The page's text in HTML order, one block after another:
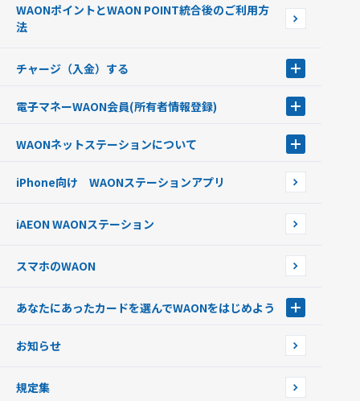
ポイントの有効期限について
WAONポイントとWAON POINT統合後のご利用方
法
チャージ（入金）する
現金でチャージする
銀行口座・ATMからチャージする
オートチャージ
ポイントからチャージする
チャージ上限金額の変更について
電子マネーWAON会員(所有者情報登録)
WAON POINTサービス会員登録に伴う個人データの共同利用のお知
WAONネットステーションについて
WAONネットステーションWAON端末について
iPhone向け WAONステーションアプリ
iAEON WAONステーション
スマホのWAON
あなたにあったカードを選んでWAONをはじめよう
フードバンク応援WAON
ご当地WAON
お知らせ
規定集